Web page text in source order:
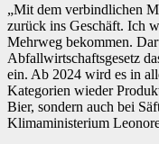
„Mit dem verbindlichen
zurück ins Geschäft. Ich
Mehrweg bekommen.
Abfallwirtschaftsgesetz
ein. Ab 2024 wird es in
Kategorien wieder
Bier, sondern auch bei
Klimaministerium